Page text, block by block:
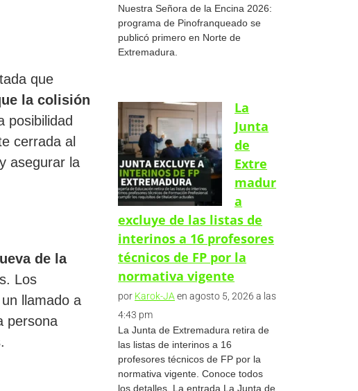
que
la colisión
posibilidad
cerrada al
asegurar la
de la
Los
llamado a
persona
Nuestra Señora de la Encina 2026:
programa de Pinofranqueado se
publicó primero en Norte de
Extremadura.
La
Junta
de
Extre
madur
a
excluye de las listas de
interinos a 16 profesores
técnicos de FP por la
normativa vigente
por Karok-JA en agosto 5, 2026 a las
4:43 pm
La Junta de Extremadura retira de
las listas de interinos a 16
profesores técnicos de FP por la
normativa vigente. Conoce todos
los detalles. La entrada La Junta de